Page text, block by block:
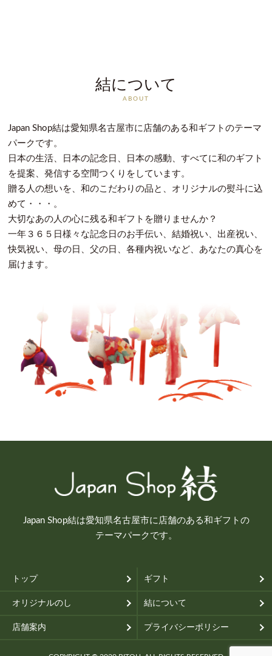
結について
ABOUT
Japan Shop結は愛知県名古屋市に店舗のある和ギフトのテーマ
パークです。
日本の生活、日本の記念日、日本の感動、すべてに和のギフト
を提案、発信する空間つくりをしています。
贈る人の想いを、和のこだわりの品と、オリジナルの熨斗に込
めて・・・。
大切なあの人の心に残る和ギフトを贈りませんか？
一年３６５日様々な記念日のお手伝い、結婚祝い、出産祝い、
快気祝い、母の日、父の日、各種内祝いなど、あなたの真心を
届けます。
Japan Shop結は愛知県名古屋市に店舗のある和ギフトの
テーマパークです。
トップ ギフト
オリジナルのし 結について
店舗案内 プライバシーポリシー